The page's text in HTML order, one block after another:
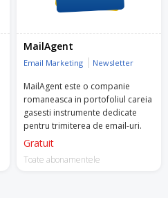
MailAgent
Email Marketing Newsletter
MailAgent este o companie
romaneasca in portofoliul careia
gasesti instrumente dedicate
pentru trimiterea de email-uri.
Gratuit
Toate abonamentele